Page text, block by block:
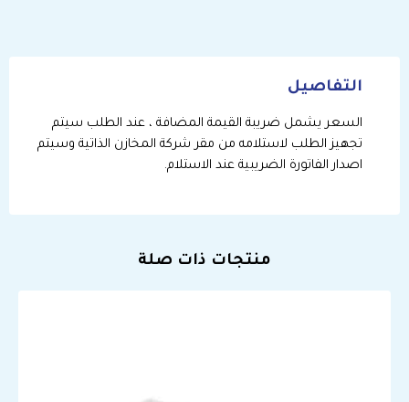
التفاصيل
السعر يشمل ضريبة القيمة المضافة ، عند الطلب سيتم
تجهيز الطلب لاستلامه من مقر شركة المخازن الذاتية وسيتم
اصدار الفاتورة الضريبية عند الاستلام.
منتجات ذات صلة